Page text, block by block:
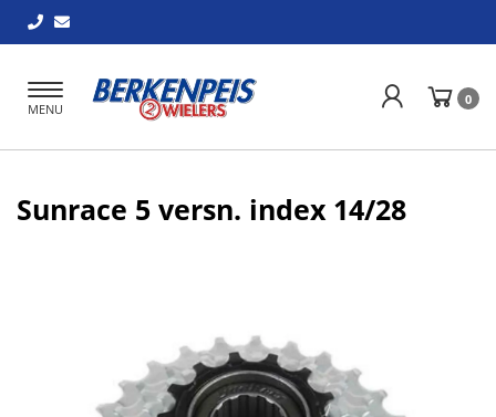
Toggle
navigation
MENU
0
Sunrace 5 versn. index 14/28